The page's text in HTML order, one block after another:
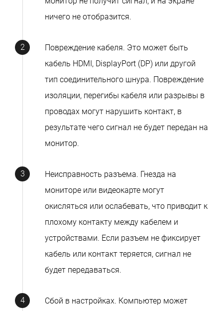
ничего не отобразится.
Повреждение кабеля. Это может быть
кабель HDMI, DisplayPort (DP) или другой
тип соединительного шнура. Повреждение
изоляции, перегибы кабеля или разрывы в
проводах могут нарушить контакт, в
результате чего сигнал не будет передан на
монитор.
Неисправность разъема. Гнезда на
мониторе или видеокарте могут
окисляться или ослабевать, что приводит к
плохому контакту между кабелем и
устройствами. Если разъем не фиксирует
кабель или контакт теряется, сигнал не
будет передаваться.
Сбой в настройках. Компьютер может